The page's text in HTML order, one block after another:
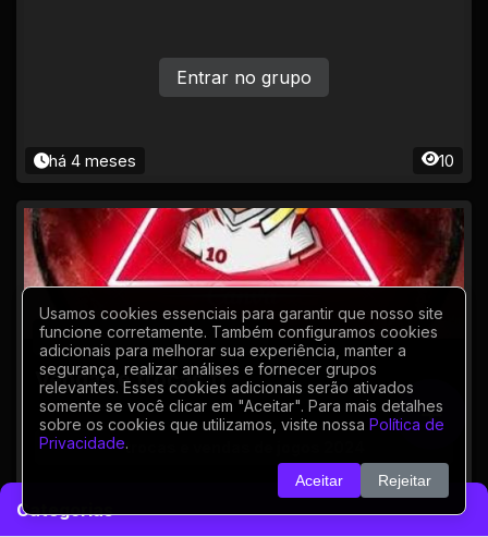
Categorias
há 4 meses 10
Entrar no grupo
Vendas e trocas ff
CONTAS E ITENS DE JOGOS
trocas e vendas de jogos 2024
Usamos cookies essenciais para garantir que nosso site
funcione corretamente. Também configuramos cookies
adicionais para melhorar sua experiência, manter a
segurança, realizar análises e fornecer grupos
relevantes. Esses cookies adicionais serão ativados
somente se você clicar em "Aceitar". Para mais detalhes
sobre os cookies que utilizamos, visite nossa Política de
Privacidade.
Aceitar Rejeitar